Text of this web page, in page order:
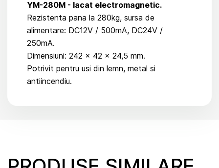
YM-280M - lacat electromagnetic.
Rezistenta pana la 280kg, sursa de
alimentare: DC12V / 500mA, DC24V /
250mA.
Dimensiuni: 242 x 42 x 24,5 mm.
Potrivit pentru usi din lemn, metal si
antiincendiu.